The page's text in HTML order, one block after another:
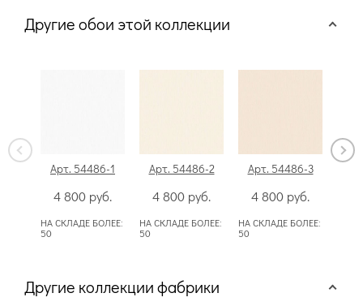
Другие обои этой коллекции
Арт. 54486-1
4 800 руб.
НА СКЛАДЕ БОЛЕЕ:
50
Арт. 54486-2
4 800 руб.
НА СКЛАДЕ БОЛЕЕ:
50
Арт. 54486-3
4 800 руб.
НА СКЛАДЕ БОЛЕЕ:
50
Другие коллекции фабрики